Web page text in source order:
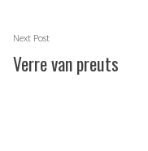
Next PostNext
post:
Verre van preuts